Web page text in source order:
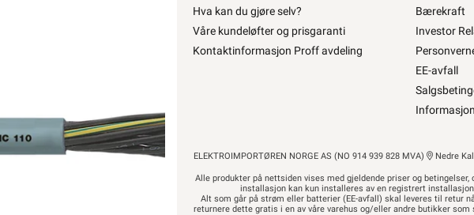
265,90
Pris per 1 Meter
Hva kan du gjøre selv?
Våre kundeløfter og prisgaranti
Kontaktinformasjon Proff avdeling
Bærekraft
Investor
EE-avfall
ELEKTROIMPORTØREN NORGE AS (NO 914 939 828 MVA) Nedre
Alle produkter på nettsiden vises med gjeldende priser og
installasjon kan kun installeres av en registrert
Alt som går på strøm eller batterier (EE-avfall) skal leveres til retur
returnere dette gratis i en av våre varehus og/eller andre butikker som